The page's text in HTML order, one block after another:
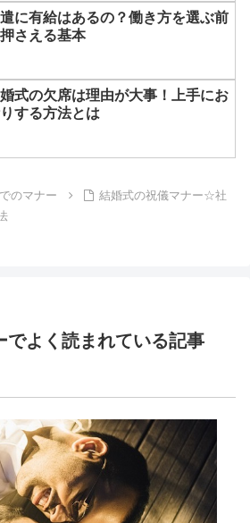
に有給はあるの？働き方を選ぶ前
さえる基本
式の欠席は理由が大事！上手にお
する方法とは
のマナー
結婚式の祝儀マナー☆社
でよく読まれている記事